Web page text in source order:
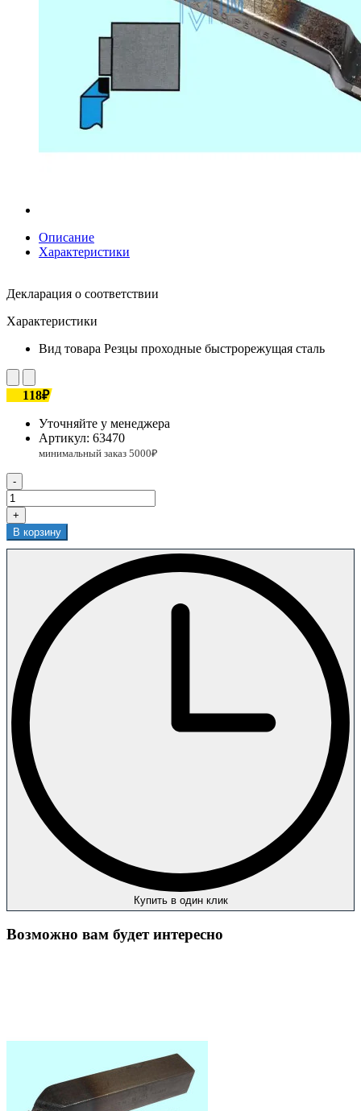
Описание
Характеристики
Декларация о соответствии
Характеристики
Вид товара Резцы проходные быстрорежущая сталь
118₽
Уточняйте у менеджера
Артикул: 63470
-
+
В корзину
Купить в один клик
Возможно вам будет интересно